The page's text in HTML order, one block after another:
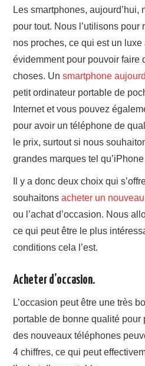
Les smartphones, aujourd’hui,
pour tout. Nous l’utilisons pour
nos proches, ce qui est un
évidemment pour pouvoir faire
choses. Unsmartphone
petit ordinateur portable de
Internet et vous pouvez
pour avoir un téléphone de
le prix, surtout si nous
grandes marques tel
Il y a donc deux choix qui
souhaitonsacheter un
ou l’achat d’occasion. Nous
ce qui peut être le plus
conditions cela l’est.
Acheter d’occasion.
L’occasion peut être une très
portable de bonne qualité pour
des nouveaux téléphones
4 chiffres, ce qui peut